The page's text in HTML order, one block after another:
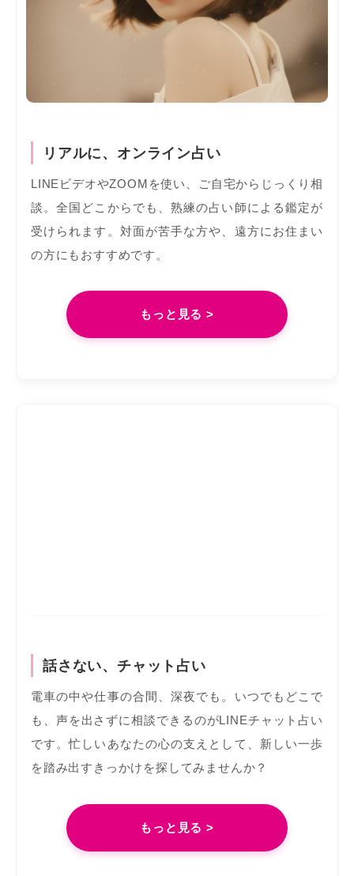
リアルに、オンライン占い
LINEビデオやZOOMを使い、ご自宅からじっくり相
談。全国どこからでも、熟練の占い師による鑑定が
受けられます。対面が苦手な方や、遠方にお住まい
の方にもおすすめです。
もっと見る >
話さない、チャット占い
電車の中や仕事の合間、深夜でも。いつでもどこで
も、声を出さずに相談できるのがLINEチャット占い
です。忙しいあなたの心の支えとして、新しい一歩
を踏み出すきっかけを探してみませんか？
もっと見る >